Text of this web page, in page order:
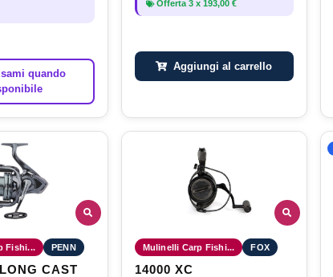
quando
Offerta 3x 193,00 €
Aggiungi al carrello
Fishi... PENN
CAST
Mulinelli Carp Fishi... FOX
14000 XC